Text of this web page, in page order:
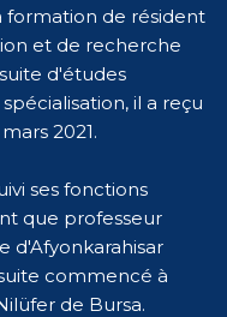
formation de résident
et de recherche
d'études
il a reçu
2021.
ses fonctions
que professeur
d'Afyonkarahisar
commencé à
de Bursa.